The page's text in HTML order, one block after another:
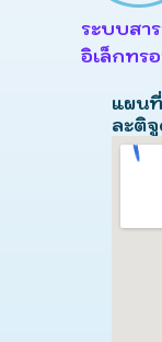
ระบบสา
อิเล็กทร
แผน
ละติจู